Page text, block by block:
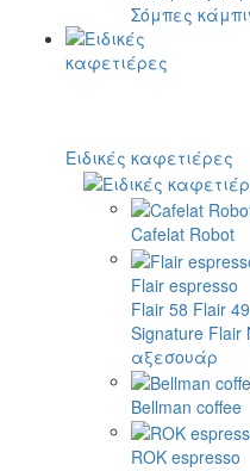
Σόμπες
Ειδικές καφετιέρες
Cafelat Robot
Flair espresso
Flair 58 Flair
Signature Flair
αξεσουάρ
Bellman coffee
ROK espresso